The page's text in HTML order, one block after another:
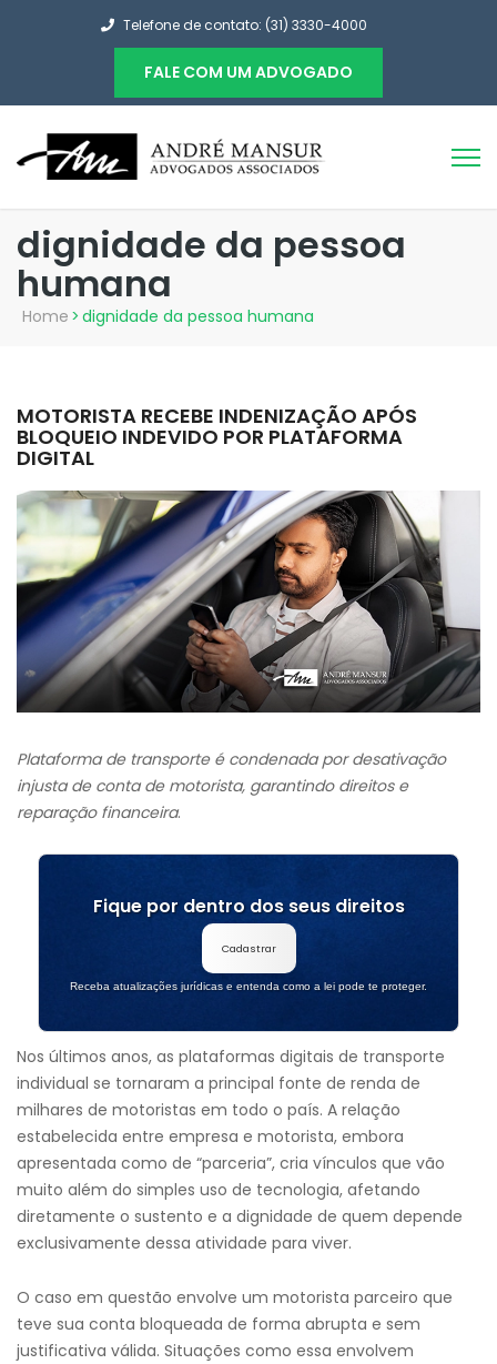
Telefone de contato: (31) 3330-4000
FALE COM UM ADVOGADO
dignidade da pessoa
humana
Home > dignidade da pessoa humana
MOTORISTA RECEBE INDENIZAÇÃO APÓS
BLOQUEIO INDEVIDO POR PLATAFORMA
DIGITAL
Plataforma de transporte é condenada por desativação
injusta de conta de motorista, garantindo direitos e
reparação financeira.
Fique por dentro dos seus direitos
Cadastrar
Receba atualizações jurídicas e entenda como a lei pode te proteger.
Nos últimos anos, as plataformas digitais de transporte
individual se tornaram a principal fonte de renda de
milhares de motoristas em todo o país. A relação
estabelecida entre empresa e motorista, embora
apresentada como de “parceria”, cria vínculos que vão
muito além do simples uso de tecnologia, afetando
diretamente o sustento e a dignidade de quem depende
exclusivamente dessa atividade para viver.
O caso em questão envolve um motorista parceiro que
teve sua conta bloqueada de forma abrupta e sem
justificativa válida. Situações como essa envolvem